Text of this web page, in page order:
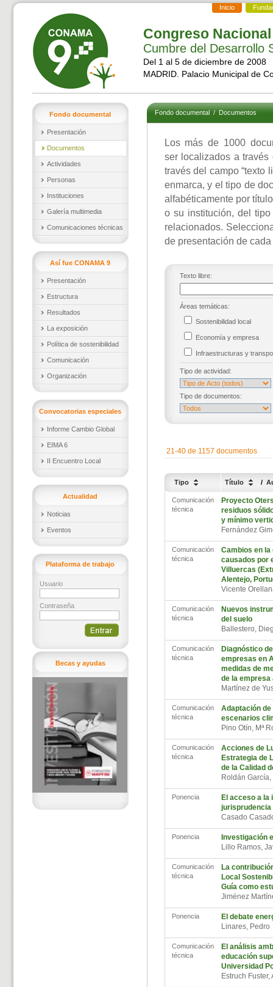
Inicio
Congreso
Cumbre del Desarrollo
Del 1 al 5 de diciembre de 2008
MADRID. Palacio Municipal de
Fondo documental
Presentación
Documentos
Actividades
Personas
Instituciones
Galería multimedia
Comunicaciones técnicas
Así fue CONAMA 9
Presentación
Estructura
Resultados
La exposición
Política de sostenibilidad
Comunicación
Organización
Convocatorias especiales
Informe Cambio Global
EIMA 6
II Encuentro Local
Actualidad
Noticias
Eventos
Plataforma de trabajo
Usuario
Contraseña
Becas y ayudas
Fondo documental/Documentos
Los más de 1000
ser localizados a
través del campo “texto
enmarca, y el tipo de
alfabéticamente por
o su institución, del
relacionados.
de presentación de
Texto libre:
Áreas temáticas:
Sostenibilidad local
Economía y empresa
Infraestructuras y
Tipo de actividad:
Tipo de documentos:
21-40 de 1157 documentos
Tipo Título /
Comunicación
técnica
Proyecto
residuos
y mínimo
Fernández
Comunicación
técnica
Cambios en
causados por
Villuercas
Alentejo,
Vicente
Comunicación
técnica
Nuevos
del suelo
Ballestero,
Comunicación
técnica
Diagnóstico
empresas en
medidas de
de la empresa
Martínez de
Comunicación
técnica
Adaptación de
escenarios
Pino Otín, Mª
Comunicación
técnica
Acciones de
Estrategia de
de la Calidad
Roldán
Ponencia
El acceso a la
jurisprudencia
Casado
Ponencia
Investigación
Lillo Ramos,
Comunicación
técnica
La
Local
Guía como
Jiménez
Ponencia
El debate
Linares, Pedro
Comunicación
técnica
El análisis
educación
Universidad
Estruch